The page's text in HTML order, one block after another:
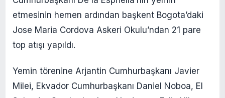
etmesinin hemen ardından başkent Bogota’daki
Jose Maria Cordova Askeri Okulu’ndan 21 pare
top atışı yapıldı.
Yemin törenine Arjantin Cumhurbaşkanı Javier
Milei, Ekvador Cumhurbaşkanı Daniel Noboa, El